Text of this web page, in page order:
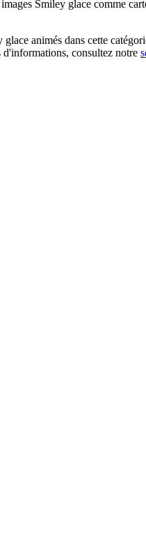
Smiley glace comme
animés dans cette
consultez notre